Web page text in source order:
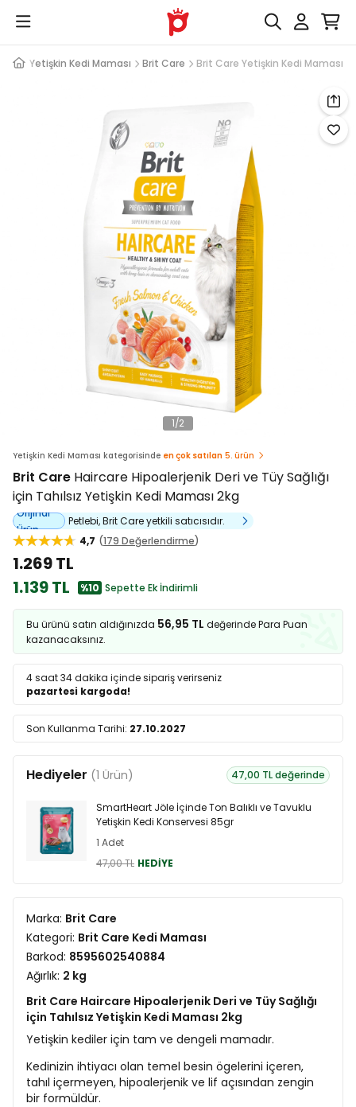
Yetişkin Kedi Maması Brit Care Brit Care Yetişkin Kedi Maması
1/2
Yetişkin Kedi Maması kategorisinde en çok satılan 5. ürün
Brit Care Haircare Hipoalerjenik Deri ve Tüy Sağlığı
için Tahılsız Yetişkin Kedi Maması 2kg
Orijinal
Ürün
Petlebi, Brit Care yetkili satıcısıdır.
4,7
179 Değerlendirme
1.269 TL
1.139 TL
%10 Sepette Ek İndirimli
Bu ürünü satın aldığınızda 56,95 TL değerinde Para Puan
kazanacaksınız.
4 saat 34 dakika içinde sipariş verirseniz
pazartesi kargoda!
Son Kullanma Tarihi: 27.10.2027
Hediyeler (1 Ürün) 47,00 TL değerinde
SmartHeart Jöle İçinde Ton Balıklı ve Tavuklu
Yetişkin Kedi Konservesi 85gr
1 Adet
47,00 TL HEDİYE
Marka: Brit Care
Kategori: Brit Care Kedi Maması
Barkod: 8595602540884
Ağırlık: 2 kg
Brit Care Haircare Hipoalerjenik Deri ve Tüy Sağlığı
için Tahılsız Yetişkin Kedi Maması 2kg
Yetişkin kediler için tam ve dengeli mamadır.
Kedinizin ihtiyacı olan temel besin ögelerini içeren,
tahıl içermeyen, hipoalerjenik ve lif açısından zengin
bir formüldür.